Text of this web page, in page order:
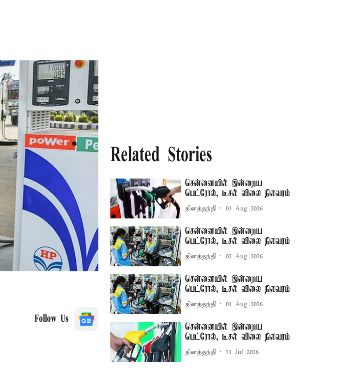
Follow Us
Related Stories
சென்னையில் இன்றைய
பெட்ரோல், டீசல் விலை நிலவரம்
தினத்தந்தி 03 Aug 2026
சென்னையில் இன்றைய
பெட்ரோல், டீசல் விலை நிலவரம்
தினத்தந்தி 02 Aug 2026
சென்னையில் இன்றைய
பெட்ரோல், டீசல் விலை நிலவரம்
தினத்தந்தி 01 Aug 2026
சென்னையில் இன்றைய
பெட்ரோல், டீசல் விலை நிலவரம்
தினத்தந்தி 31 Jul 2026